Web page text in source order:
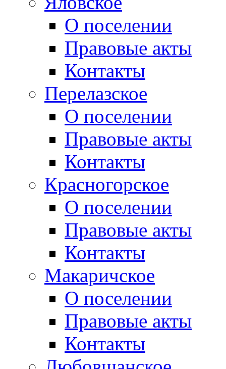
О поселении
Правовые акты
Контакты
Перелазское
О поселении
Правовые акты
Контакты
Красногорское
О поселении
Правовые акты
Контакты
Макаричское
О поселении
Правовые акты
Контакты